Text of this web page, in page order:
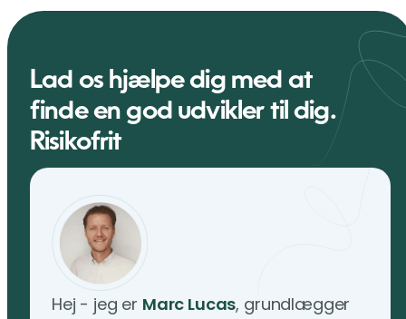
Lad os hjælpe dig med at
finde en god udvikler til dig.
Risikofrit
Hej - jeg er Marc Lucas, grundlægger